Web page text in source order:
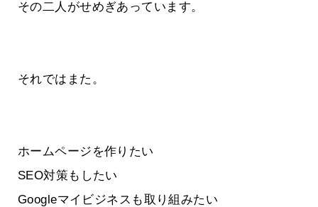
その二人がせめぎあっています。
それではまた。
ホームページを作りたい
SEO対策もしたい
Googleマイビジネスも取り組みたい